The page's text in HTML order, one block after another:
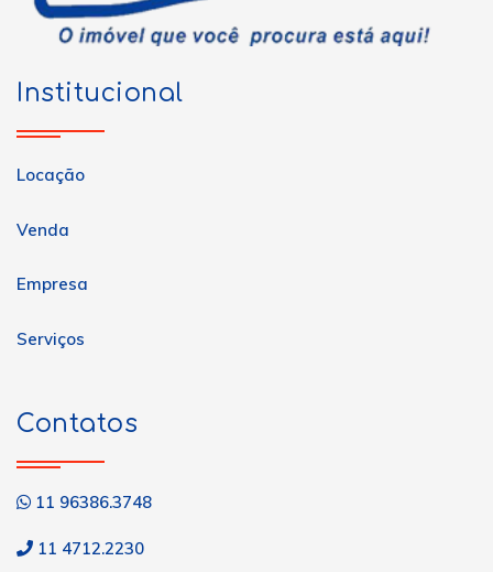
Institucional
Locação
Venda
Empresa
Serviços
Contatos
11 96386.3748
11 4712.2230